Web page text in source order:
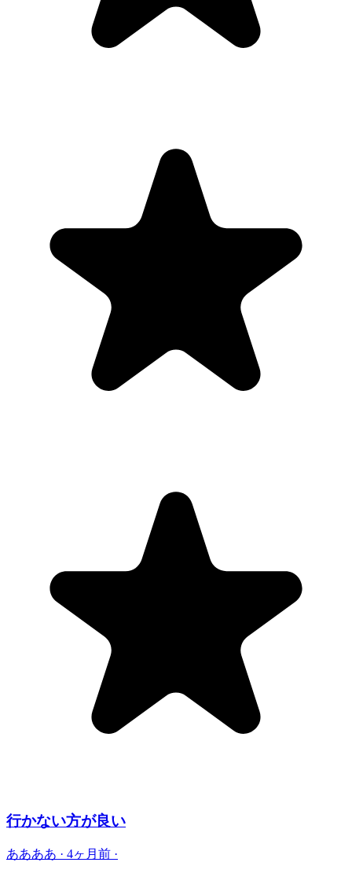
行かない方が良い
ああああ · 4ヶ月前 ·